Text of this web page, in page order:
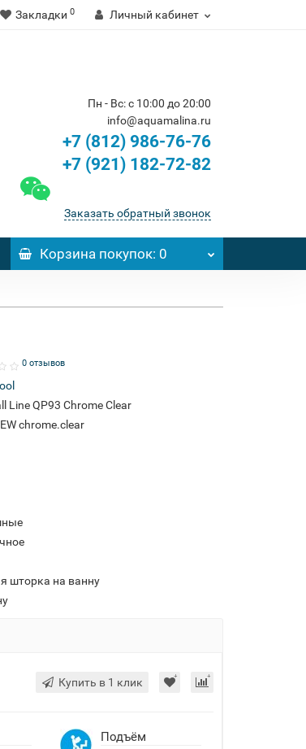
Закладки 0 Личный кабинет
Пн - Вс: с 10:00 до 20:00
info@aquamalina.ru
+7 (812) 986-76-76
+7 (921) 182-72-82
Заказать обратный звонок
Корзинапокупок: 0
0 отзывов
Line QP93 Chrome Clear
chrome.clear
шторка на ванну
Купить в 1 клик
Подъём